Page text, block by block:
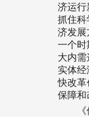
济运行
抓住科
济发展
一个时
大内
实体
快改革
保障和